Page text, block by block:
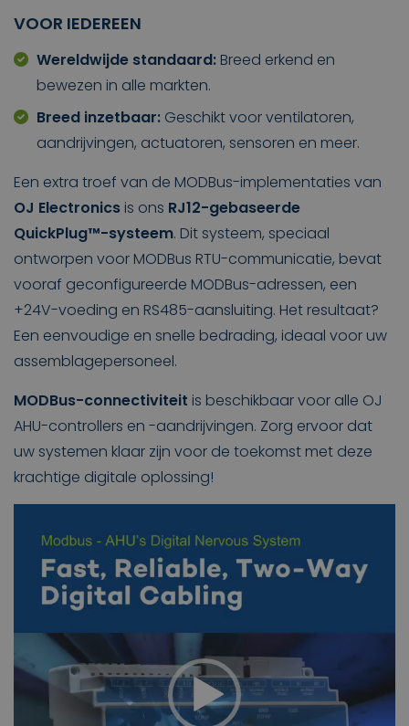
VOOR IEDEREEN
Wereldwijde standaard: Breed erkend en
bewezen in alle markten.
Breed inzetbaar: Geschikt voor ventilatoren,
aandrijvingen, actuatoren, sensoren en meer.
Een extra troef van de MODBus-implementaties van
OJ Electronics is ons RJ12-gebaseerde
QuickPlug™-systeem. Dit systeem, speciaal
ontworpen voor MODBus RTU-communicatie, bevat
vooraf geconfigureerde MODBus-adressen, een
+24V-voeding en RS485-aansluiting. Het resultaat?
Een eenvoudige en snelle bedrading, ideaal voor uw
assemblagepersoneel.
MODBus-connectiviteit is beschikbaar voor alle OJ
AHU-controllers en -aandrijvingen. Zorg ervoor dat
uw systemen klaar zijn voor de toekomst met deze
krachtige digitale oplossing!